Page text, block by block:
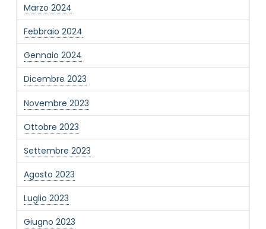
Marzo 2024
Febbraio 2024
Gennaio 2024
Dicembre 2023
Novembre 2023
Ottobre 2023
Settembre 2023
Agosto 2023
Luglio 2023
Giugno 2023
Newsletter
Desidero rimanere aggiornato sulle ultime
novità dell'Associazione tramite l'iscrizione alla
newsletter
Invia